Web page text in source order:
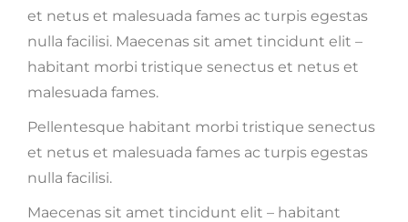
et netus et malesuada fames ac turpis egestas
nulla facilisi. Maecenas sit amet tincidunt elit –
habitant morbi tristique senectus et netus et
malesuada fames.
Pellentesque habitant morbi tristique senectus
et netus et malesuada fames ac turpis egestas
nulla facilisi.
Maecenas sit amet tincidunt elit – habitant